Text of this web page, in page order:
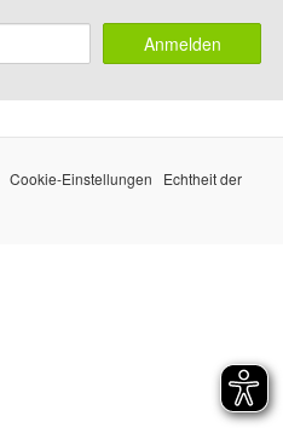
Anmelden
Cookie-Einstellungen
Echtheit der